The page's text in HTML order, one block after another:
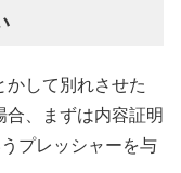
かして別れさせた
合、まずは内容証明
プレッシャーを与